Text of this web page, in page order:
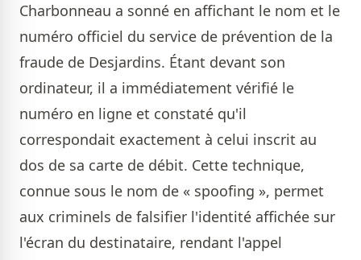
Charbonneau a sonné en affichant le nom et le
numéro officiel du service de prévention de la
fraude de Desjardins. Étant devant son
ordinateur, il a immédiatement vérifié le
numéro en ligne et constaté qu'il
correspondait exactement à celui inscrit au
dos de sa carte de débit. Cette technique,
connue sous le nom de « spoofing », permet
aux criminels de falsifier l'identité affichée sur
l'écran du destinataire, rendant l'appel